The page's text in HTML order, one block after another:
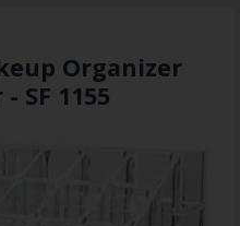
Organizer
SF 1155